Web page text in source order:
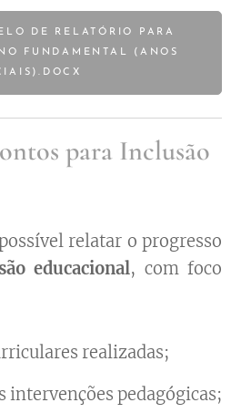
DE RELATÓRIO PARA
FUNDAMENTAL (ANOS
para Inclusão
relatar o progresso
educacional , com foco
realizadas;
intervenções pedagógicas;